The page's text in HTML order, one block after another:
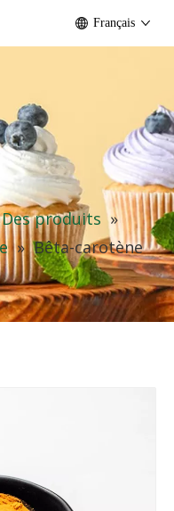
Français
Des produits »
» Bêta-carotène